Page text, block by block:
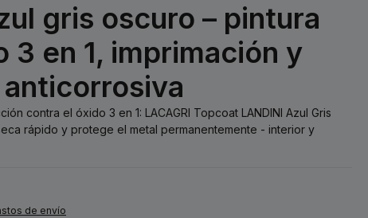
gris oscuro – pintura
3 en 1, imprimación y
contra el óxido 3 en 1: LACAGRI Topcoat LANDINI Azul Gris
rápido y protege el metal permanentemente - interior y
de envío